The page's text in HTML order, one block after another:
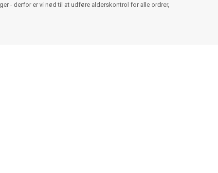
- derfor er vi nød til at udføre alderskontrol for alle ordrer,